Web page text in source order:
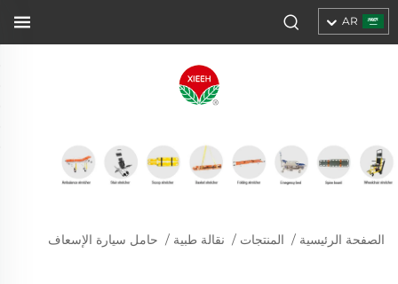
AR
الصفحة الرئيسية / المنتجات / نقالة طبية / حامل سيارة الإسعاف